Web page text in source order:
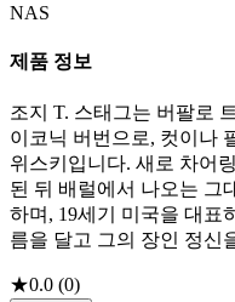
NAS
제품 정보
조지 T. 스태그는 버팔로
이코닉 버번으로, 컷이나
위스키입니다. 새로 차어
된 뒤 배럴에서 나오는 그
하며, 19세기 미국을 대표
름을 달고 그의 장인 정신
★0.0 (0)